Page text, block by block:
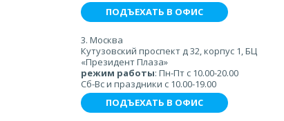
ПОДЪЕХАТЬ В ОФИС
3. Москва
Кутузовский проспект д 32, корпус 1, БЦ
«Президент Плаза»
режим работы: Пн-Пт с 10.00-20.00
Сб-Вс и праздники с 10.00-19.00
ПОДЪЕХАТЬ В ОФИС